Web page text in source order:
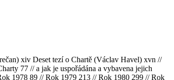
xiv Deset tezí o Chartě (Václav Havel) xvn //
77 // a jak je uspořádána a vybavena jejich
1978 89 // Rok 1979 213 // Rok 1980 299 // Rok